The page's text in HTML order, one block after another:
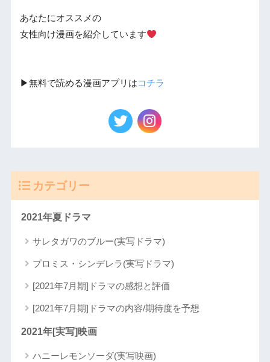
あなたにオススメの
女性向け漫画を紹介しています
▶︎無料で読める漫画アプリはコチラ
カテゴリー
2021年夏ドラマ
サレタガワのブルー(実写ドラマ)
プロミス・シンデレラ(実写ドラマ)
[2021年7月期]ドラマの感想と評価
[2021年7月期]ドラマの内容/期待度を予想
2021年[実写]映画
ハニーレモンソーダ(実写映画)